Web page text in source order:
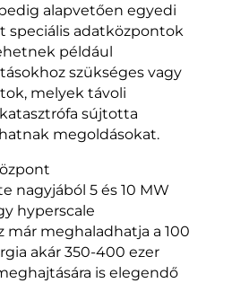
alapvetően egyedi
speciális adatközpontok
például
szükséges vagy
melyek távoli
sújtotta
megoldásokat.
nagyjából 5 és 10 MW
hyperscale
már meghaladhatja a 100
akár 350-400 ezer
is elegendő